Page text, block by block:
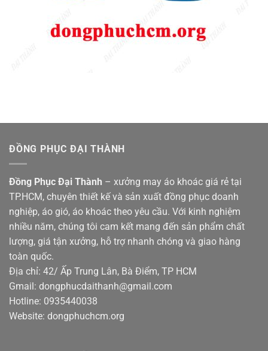
ĐỒNG PHỤC ĐẠI THÀNH
Đồng Phục Đại Thành – xưởng may áo khoác giá rẻ tại
TP.HCM, chuyên thiết kế và sản xuất đồng phục doanh
nghiệp, áo gió, áo khoác theo yêu cầu. Với kinh nghiệm
nhiều năm, chúng tôi cam kết mang đến sản phẩm chất
lượng, giá tận xưởng, hỗ trợ nhanh chóng và giao hàng
toàn quốc.
Địa chỉ: 42/ Ấp Trung Lân, Bà Điểm, TP HCM
Gmail: dongphucdaithanh@gmail.com
Hotline: 0935440038
Website: dongphuchcm.org